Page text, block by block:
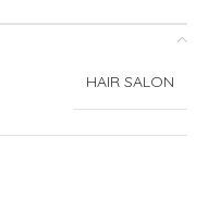
HAIR SALON